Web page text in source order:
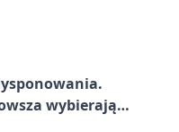
wybierają